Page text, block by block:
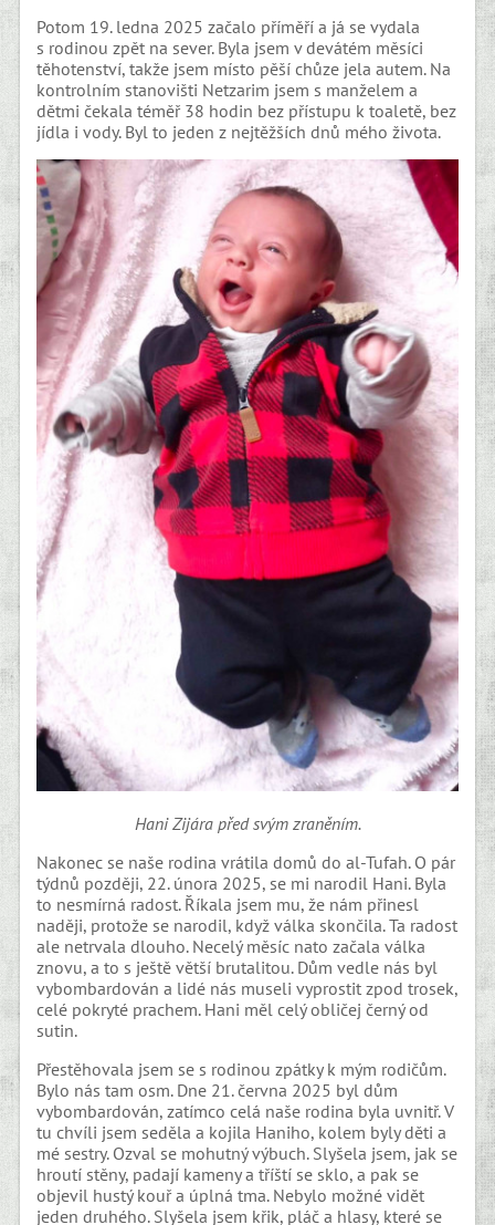
Potom 19. ledna 2025 začalo příměří a já se vydala
s rodinou zpět na sever. Byla jsem v devátém měsíci
těhotenství, takže jsem místo pěší chůze jela autem. Na
kontrolním stanovišti Netzarim jsem s manželem a
dětmi čekala téměř 38 hodin bez přístupu k toaletě, bez
jídla i vody. Byl to jeden z nejtěžších dnů mého života.
Hani Zijára před svým zraněním.
Nakonec se naše rodina vrátila domů do al-Tufah. O pár
týdnů později, 22. února 2025, se mi narodil Hani. Byla
to nesmírná radost. Říkala jsem mu, že nám přinesl
naději, protože se narodil, když válka skončila. Ta radost
ale netrvala dlouho. Necelý měsíc nato začala válka
znovu, a to s ještě větší brutalitou. Dům vedle nás byl
vybombardován a lidé nás museli vyprostit zpod trosek,
celé pokryté prachem. Hani měl celý obličej černý od
sutin.
Přestěhovala jsem se s rodinou zpátky k mým rodičům.
Bylo nás tam osm. Dne 21. června 2025 byl dům
vybombardován, zatímco celá naše rodina byla uvnitř. V
tu chvíli jsem seděla a kojila Haniho, kolem byly děti a
mé sestry. Ozval se mohutný výbuch. Slyšela jsem, jak se
hroutí stěny, padají kameny a tříští se sklo, a pak se
objevil hustý kouř a úplná tma. Nebylo možné vidět
jeden druhého. Slyšela jsem křik, pláč a hlasy, které se